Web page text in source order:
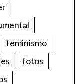
feminismo
fotos